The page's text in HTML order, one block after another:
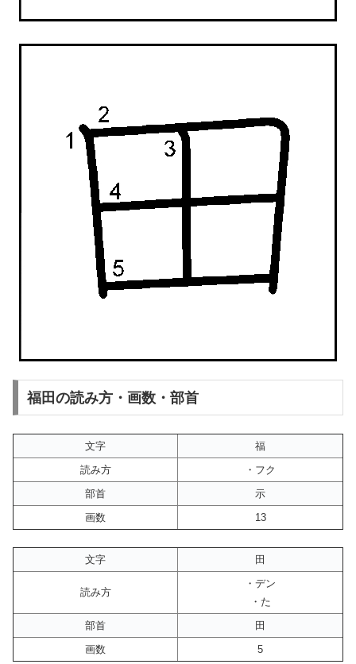
福田の読み方・画数・部首
文字
福
読み方
・フク
部首
示
画数
13
文字 田
読み方
・デン
・た
部首
田
画数
5